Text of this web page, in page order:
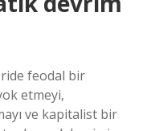
feodal bir
etmeyi,
ve kapitalist bir